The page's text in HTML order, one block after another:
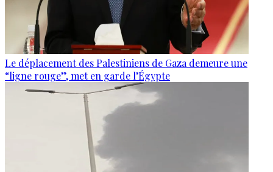
Le déplacement des Palestiniens de Gaza demeure une
“ligne rouge”, met en garde l’Égypte